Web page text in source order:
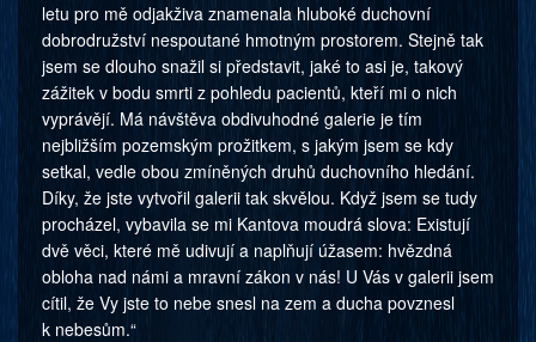
letu pro mě odjakživa znamenala hluboké duchovní
dobrodružství nespoutané hmotným prostorem. Stejně tak
jsem se dlouho snažil si představit, jaké to asi je, takový
zážitek v bodu smrti z pohledu pacientů, kteří mi o nich
vyprávějí. Má návštěva obdivuhodné galerie je tím
nejbližším pozemským prožitkem, s jakým jsem se kdy
setkal, vedle obou zmíněných druhů duchovního hledání.
Díky, že jste vytvořil galerii tak skvělou. Když jsem se tudy
procházel, vybavila se mi Kantova moudrá slova: Existují
dvě věci, které mě udivují a naplňují úžasem: hvězdná
obloha nad námi a mravní zákon v nás! U Vás v galerii jsem
cítil, že Vy jste to nebe snesl na zem a ducha povznesl
k nebesům.“